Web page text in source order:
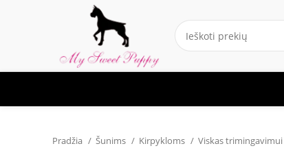
Pradžia Šunims Kirpykloms Viskas trimingavimui